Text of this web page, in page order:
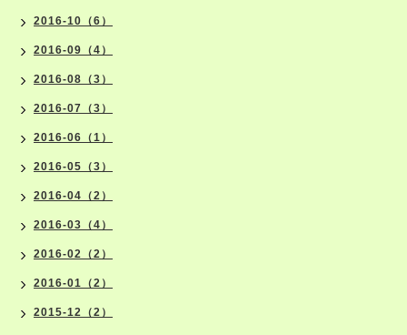
2016-10（6）
2016-09（4）
2016-08（3）
2016-07（3）
2016-06（1）
2016-05（3）
2016-04（2）
2016-03（4）
2016-02（2）
2016-01（2）
2015-12（2）